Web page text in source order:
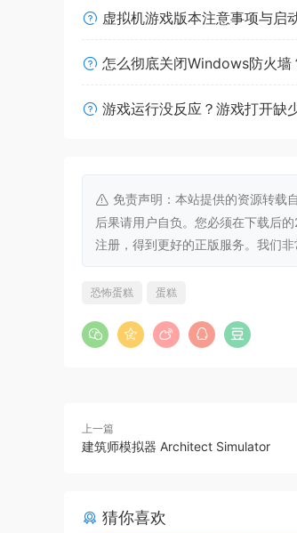
作为国王，聆听众卿的谏言
制作草莓蛋糕，然后吃掉蛋
阻止FONTAINEBLEAU的阴
在世界的尽头和少女约会。
品尝几颗药丸，顺便和这些
虚拟机游戏版本注意事项与启
怎么彻底关闭Windows防火墙
游戏运行没反应？游戏打开缺
免责声明：本站提供的资源转载
后果请用户自负。您必须在下载后
注册，得到更好的正版服务。我们
恐怖蛋糕 蛋糕
上一篇
建筑师模拟器 Architect Simulator
猜你喜欢